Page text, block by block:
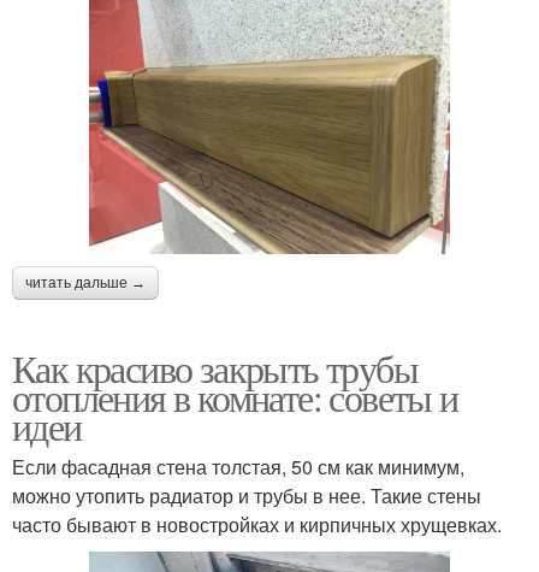
читать дальше →
Как красиво закрыть трубы
отопления в комнате: советы и
идеи
Если фасадная стена толстая, 50 см как минимум,
можно утопить радиатор и трубы в нее. Такие стены
часто бывают в новостройках и кирпичных хрущевках.